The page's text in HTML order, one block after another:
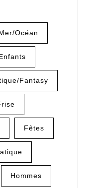
Océan
Fantasy
Fêtes
Hommes